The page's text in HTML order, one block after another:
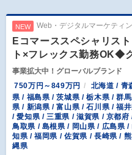
NEW Web・デジタルマーケティ
Eコマーススペシャリス
ト×フレックス勤務OK◆
事業拡大中！グローバルブランド
750万円～849万円
北海道 / 青
県 / 福島県 / 茨城県 / 栃木県 / 群
県 / 新潟県 / 富山県 / 石川県 / 福
/ 愛知県 / 三重県 / 滋賀県 / 京都
鳥取県 / 島根県 / 岡山県 / 広島県
知県 / 福岡県 / 佐賀県 / 長崎県 /
縄県